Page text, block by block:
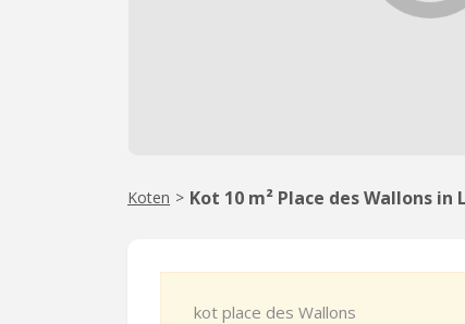
Koten > Kot 10 m² Place des Wallons in
kot place des Wallons